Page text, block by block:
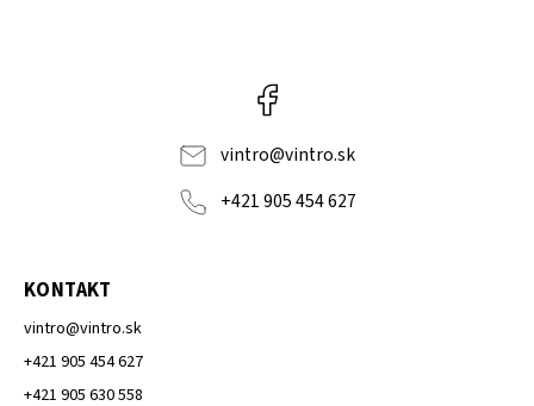
vintro@vintro.sk
+421 905 454 627
KONTAKT
vintro@vintro.sk
+421 905 454 627
+421 905 630 558